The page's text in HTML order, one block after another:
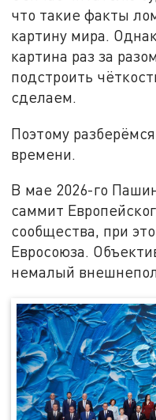
что такие факты
картину мира.
картина раз за
подстроить
сделаем.
Поэтому
времени.
В мае 2026-го
саммит
сообщества, при
Евросоюза.
немалый